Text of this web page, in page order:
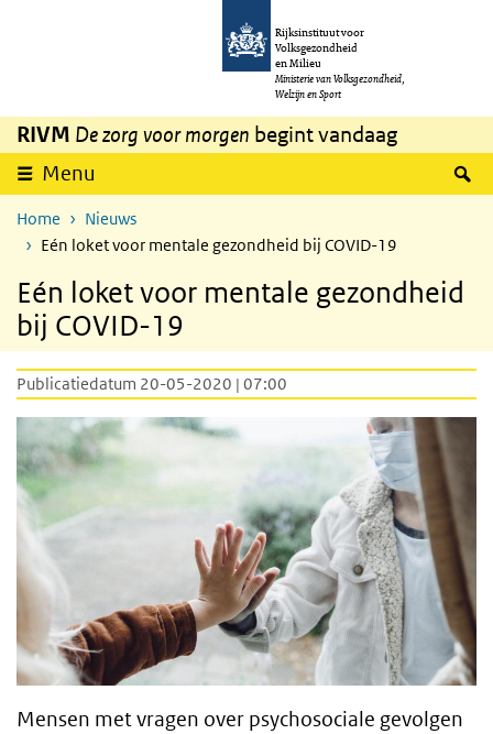
Overslaan en naar de inhoud gaan
Rijksinstituut voor
Volksgezondheid
en Milieu
Ministerie van Volksgezondheid,
Welzijn en Sport
RIVM De zorg voor morgen begint vandaag
Menu
Home
Nieuws
Eén loket voor mentale gezondheid bij COVID-19
Eén loket voor mentale gezondheid
bij COVID-19
Publicatiedatum 20-05-2020 | 07:00
Mensen met vragen over psychosociale gevolgen